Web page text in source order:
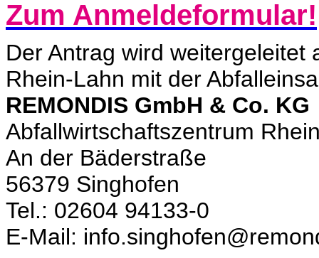
Zum Anmeldeformular!
Der Antrag wird weitergeleitet
Rhein-Lahn mit der
REMONDIS GmbH & Co. KG
Abfallwirtschaftszentrum
An der Bäderstraße
56379 Singhofen
Tel.: 02604 94133-0
E-Mail: